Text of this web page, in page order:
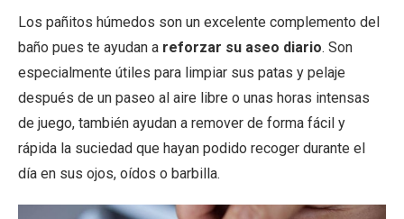
Los pañitos húmedos son un excelente complemento del
baño pues te ayudan a reforzar su aseo diario. Son
especialmente útiles para limpiar sus patas y pelaje
después de un paseo al aire libre o unas horas intensas
de juego, también ayudan a remover de forma fácil y
rápida la suciedad que hayan podido recoger durante el
día en sus ojos, oídos o barbilla.